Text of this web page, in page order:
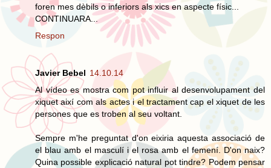
foren mes dèbils o inferiors als xics en aspecte físic...
CONTINUARA...
Respon
Javier Bebel 14.10.14
Al vídeo es mostra com pot influir al desenvolupament del
xiquet així com als actes i el tractament cap el xiquet de les
persones que es troben al seu voltant.
Sempre m'he preguntat d'on eixiria aquesta associació de
el blau amb el masculí i el rosa amb el femení. D'on naix?
Quina possible explicació natural pot tindre? Podem pensar